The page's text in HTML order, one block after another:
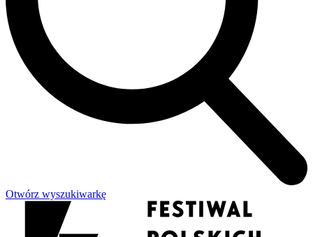
Otwórz wyszukiwarkę